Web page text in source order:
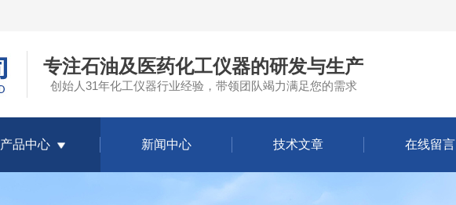
专注石油及医药化工仪器的研发与生产
创始人31年化工仪器行业经验，带领团队竭力满足您的需求
产品中心 新闻中心 技术文章 在线留言